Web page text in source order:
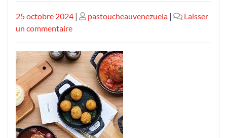
Publié
le
25 octobre 2024 | Publié
pastoucheauvenezuela |
Laisser
un commentairesur
les
Délices
d’un
Restaurant
de
Spécialités
Belges